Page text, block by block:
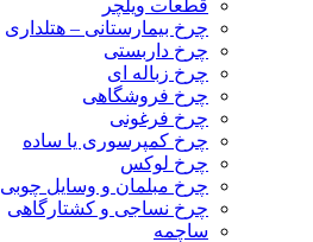
قطعات ویلچر
چرخ بیمارستانی – هتلداری
چرخ داربستی
چرخ زباله ای
چرخ فروشگاهی
چرخ فرغونی
چرخ کمپرسوری یا ساده
چرخ لوکس
چرخ مبلمان و وسایل چوبی
چرخ نساجی و کشتارگاهی
ساچمه